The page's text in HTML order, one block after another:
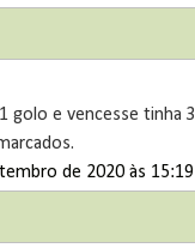
golo e vencesse tinha 3
de 2020 às 15:19